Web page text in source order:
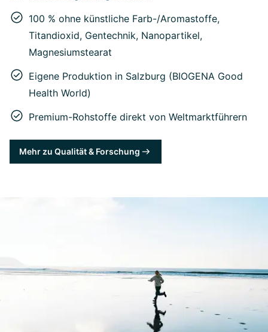
100 % ohne künstliche Farb-/Aromastoffe,
Titandioxid, Gentechnik, Nanopartikel,
Magnesiumstearat
Eigene Produktion in Salzburg (BIOGENA Good
Health World)
Premium-Rohstoffe direkt von Weltmarktführern
Mehr zu Qualität & Forschung